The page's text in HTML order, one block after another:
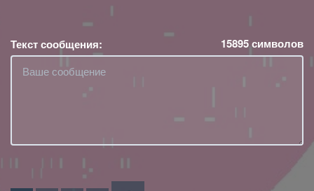
Текст сообщения: 15895символов